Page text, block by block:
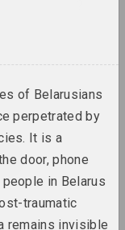
в
of Belarusians
perpetrated by
It is a
door, phone
in Belarus
traumatic
remains invisible